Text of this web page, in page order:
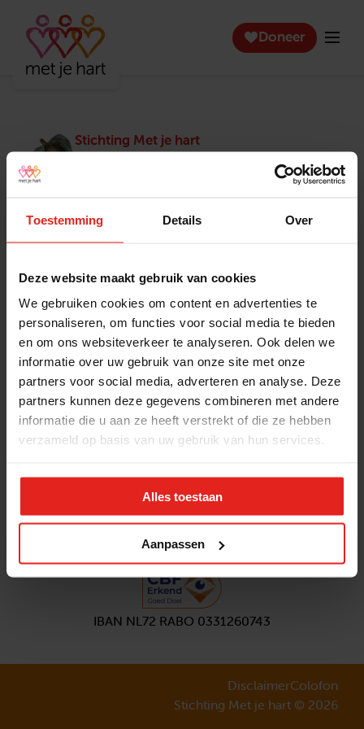
Toestemming Details Over
Deze website maakt gebruik van cookies
We gebruiken cookies om content en advertenties te
personaliseren, om functies voor social media te bieden
en om ons websiteverkeer te analyseren. Ook delen we
informatie over uw gebruik van onze site met onze
partners voor social media, adverteren en analyse. Deze
partners kunnen deze gegevens combineren met andere
informatie die u aan ze heeft verstrekt of die ze hebben
verzameld op basis van uw gebruik van hun services.
Alles toestaan
Aanpassen
Doneer
Stichting Met je hart
Stichting Met je hart laat ouderen die zich
eenzaam voelen weer genieten en inspireert
winnaar van het Appeltje van Oranje.
Actuele vacatures
Pers en media
Jaarverslag 2025
Contact
Klachtenprocedure
Privacyverklaring
Opzeggen
Volg ons
Aanmeldennieuwsbrief
IBAN NL72 RABO 0331260743
DisclaimerColofon
Stichting Met je hart © 2026